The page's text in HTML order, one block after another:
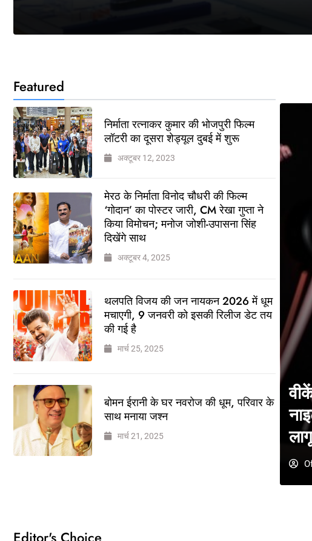
Featured
निर्माता रत्नाकर कुमार की भोजपुरी फिल्म
लॉटरी का दूसरा शेड्यूल दुबई में शुरू
अक्टूबर 12, 2023
मेरठ के निर्माता विनोद चौधरी की फिल्म
‘गोदान’ का पोस्टर जारी, CM रेखा गुप्ता ने
किया विमोचन; मनोज जोशी-उपासना सिंह
दिखेंगे साथ
अक्टूबर 4, 2025
थलपति विजय की जन नायकन 2026 में धूम
मचाएगी, 9 जनवरी को इसकी रिलीज डेट तय
की गई है
मार्च 25, 2025
बोमन ईरानी के घर नवरोज की धूम, परिवार के
साथ मनाया जश्न
मार्च 21, 2025